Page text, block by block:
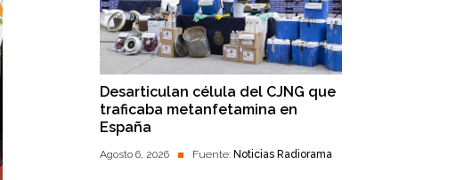
Desarticulan célula del CJNG que
traficaba metanfetamina en
España
Agosto 6, 2026 Fuente: Noticias Radiorama